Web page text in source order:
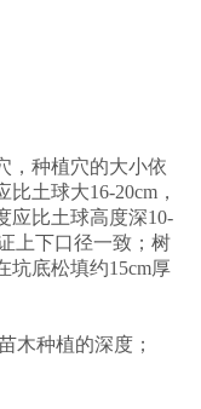
，种植穴的大小依
土球大16-20cm，
应比土球高度深10-
上下口径一致；树
坑底松填约15cm厚
种植的深度；